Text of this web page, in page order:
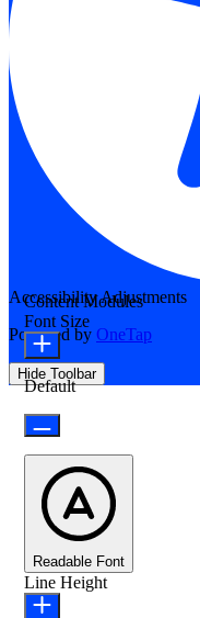
Accessibility Adjustments
Powered by OneTap
Hide Toolbar
Content Modules
Font Size
Default
Readable Font
Line Height